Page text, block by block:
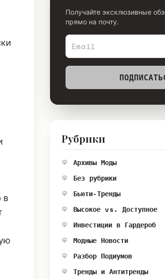
Получайте эксклюзивные
прямо на почту.
Рубрики
Архивы Моды
Без рубрики
Бьюти-Тренды
Высокое vs. Доступное
Инвестиции в Гардероб
Модные Новости
Разбор Подиумов
Тренды и Антитренды